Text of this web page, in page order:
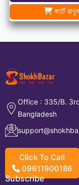
কার্টে রাখুন
Office : 335/B.
Bangladesh
Click To Call
09611900186
Subscribe